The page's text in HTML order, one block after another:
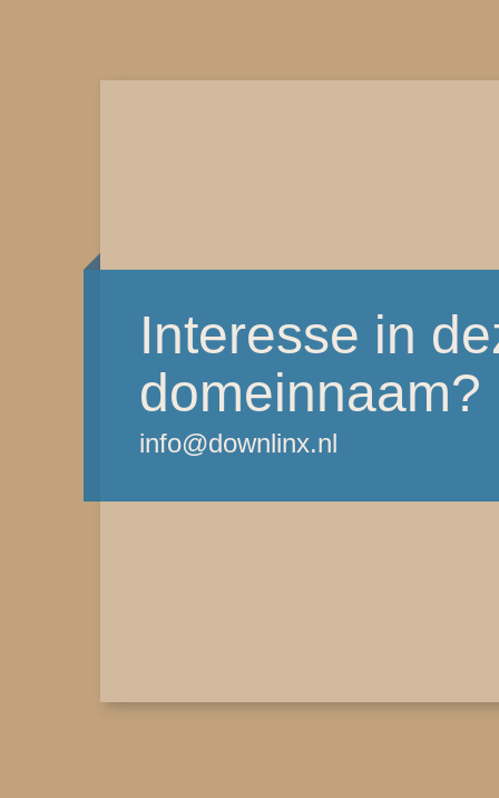
Interesse in
domeinnaam?
info@downlinx.nl